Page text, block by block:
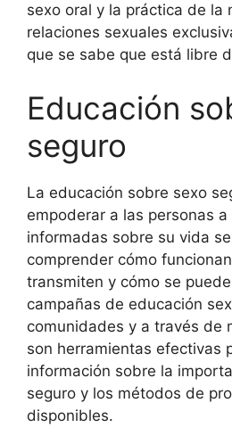
sexo oral y la práctica de la
relaciones sexuales
que se sabe que está libre
Educación
seguro
La educación sobre sexo
empoderar a las personas
informadas sobre su vida
comprender cómo
transmiten y cómo se
campañas de educación
comunidades y a través de
son herramientas efectivas
información sobre la
seguro y los métodos de
disponibles.